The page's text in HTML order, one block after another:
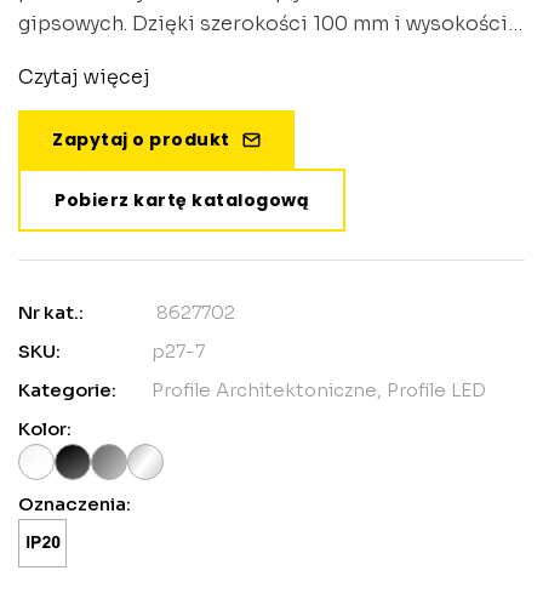
gipsowych. Dzięki szerokości 100 mm i wysokości
nowoczesnymi rozwiązaniami architektonicznymi,
zapewniając mocne i równomierne oświetlenie
jako główne źródło światła.
Czytaj więcej
Zapytaj o produkt
Pobierz kartę katalogową
Nr kat.:
8627702
SKU:
p27-7
Kategorie:
Profile Architektoniczne, Profile LED
Kolor:
Oznaczenia: